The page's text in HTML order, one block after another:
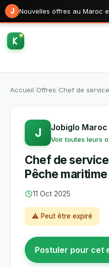
J Nouvelles offres au Maroc
Accueil Offres Chef de
J Jobiglo Maroc
Voir toutes leurs
Chef de
Pêche maritime
11 Oct 2025
⚠ Peut être expiré
Postuler pour cet